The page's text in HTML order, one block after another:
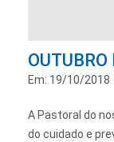
Em: 19/10/2018
A Pastoral do
do cuidado e